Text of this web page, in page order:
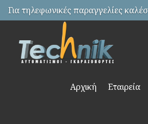
Για τηλεφωνικές παραγγελίες
Αρχική Εταιρεία